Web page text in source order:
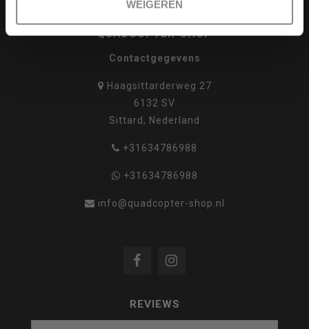
WEIGEREN
QUADCOPTER-SHOP
Contactgegevens
Haagsittarderweg 27
6132 SV
Sittard, Nederland
+31634786988
+31634786988
info@quadcopter-shop.nl
REVIEWS